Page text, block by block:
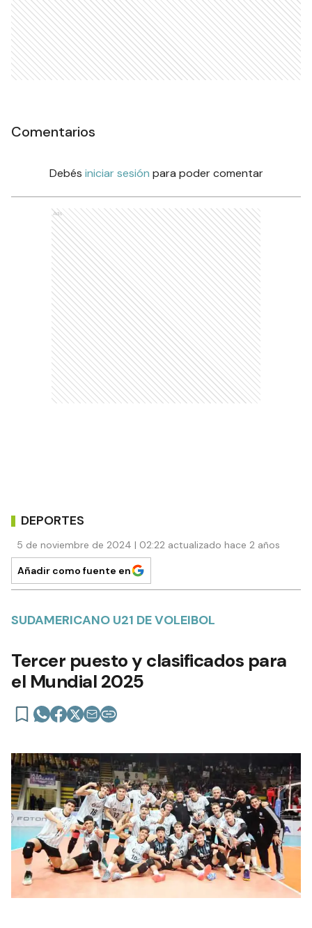
Comentarios
Debés iniciar sesión para poder comentar
Ads
DEPORTES
5 de noviembre de 2024 | 02:22 actualizado hace 2 años
Añadir como fuente en
SUDAMERICANO U21 DE VOLEIBOL
Tercer puesto y clasificados para
el Mundial 2025